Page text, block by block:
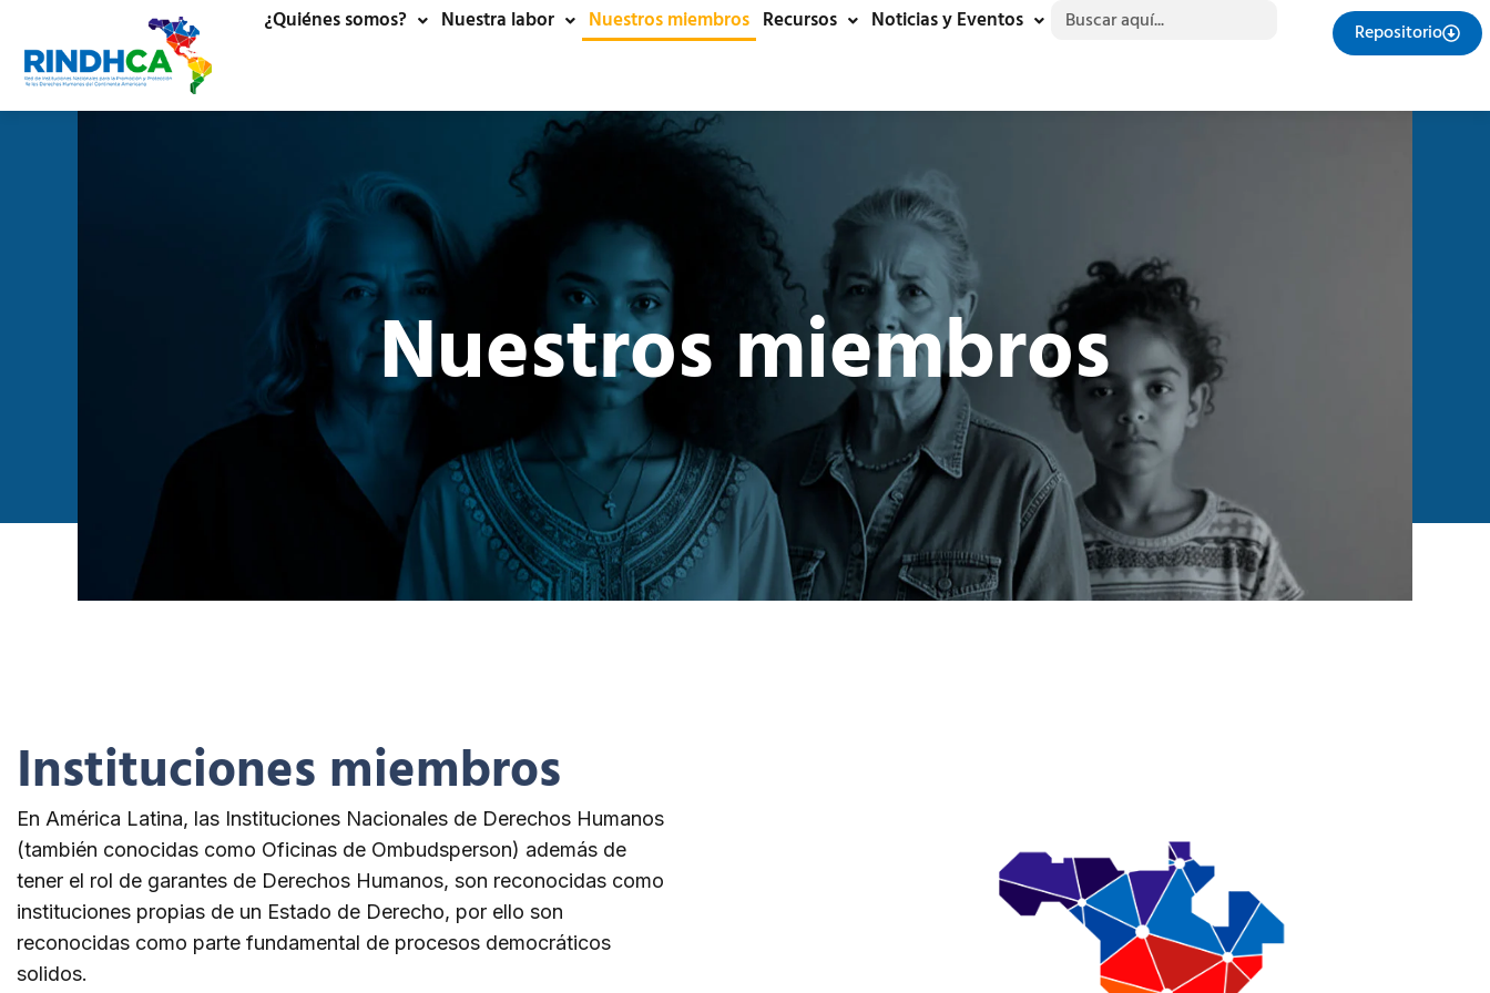
¿Quiénes somos? Nuestra labor Nuestros miembros Recursos Noticias y Eventos Buscar:
Repositorio
Nuestros miembros
Instituciones miembros
En América Latina, las Instituciones Nacionales de Derechos Humanos
(también conocidas como Oficinas de Ombudsperson) además de
tener el rol de garantes de Derechos Humanos, son reconocidas como
instituciones propias de un Estado de Derecho, por ello son
reconocidas como parte fundamental de procesos democráticos
solidos.